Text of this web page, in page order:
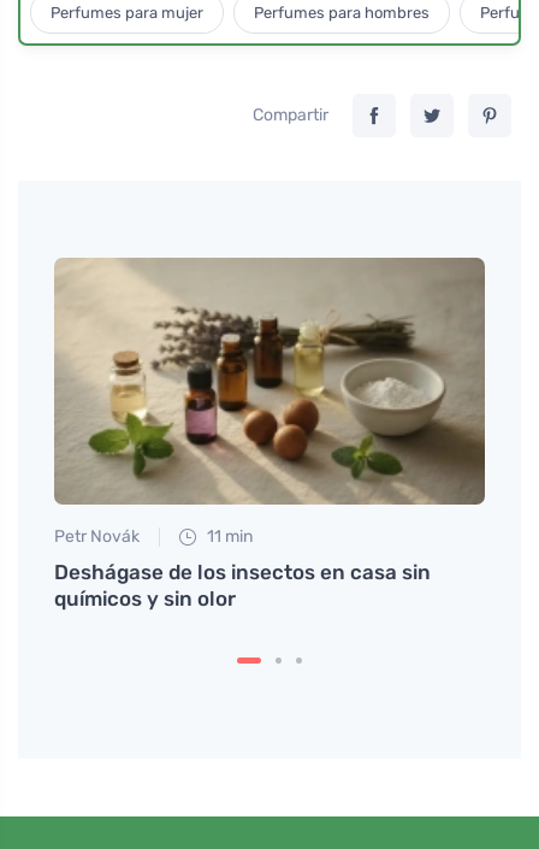
Perfumes para mujer Perfumes para hombres
Compartir
Petr Novák 11 min
Deshágase de los insectos en casa sin
químicos y sin olor